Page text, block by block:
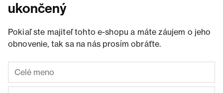
ukončený
Pokiaľ ste majiteľ tohto e-shopu a máte záujem o jeho
obnovenie, tak sa na nás prosím obráťte.